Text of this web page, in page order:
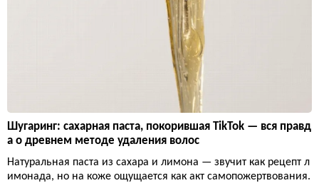
Шугаринг: сахарная паста, покорившая TikTok — вся правд
а о древнем методе удаления волос
Натуральная паста из сахара и лимона — звучит как рецепт л
имонада, но на коже ощущается как акт самопожертвования.